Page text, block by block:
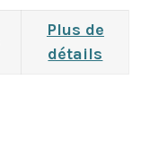
Plus de
détails